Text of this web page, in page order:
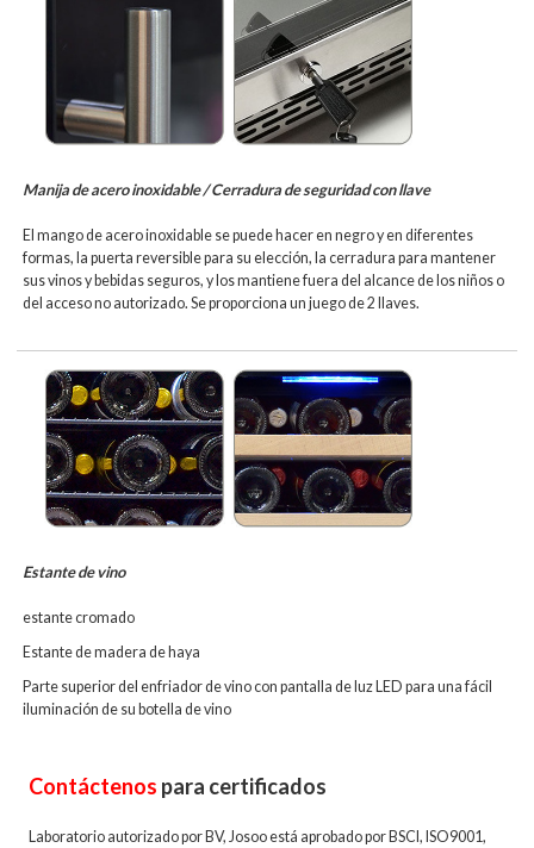
Manija de acero inoxidable / Cerradura de seguridad con llave
El mango de acero inoxidable se puede hacer en negro y en diferentes
formas, la puerta reversible para su elección, la cerradura para mantener
sus vinos y bebidas seguros, y los mantiene fuera del alcance de los niños o
del acceso no autorizado. Se proporciona un juego de 2 llaves.
Estante de vino
estante cromado
Estante de madera de haya
Parte superior del enfriador de vino con pantalla de luz LED para una fácil
iluminación de su botella de vino
Contáctenos para certificados
Laboratorio autorizado por BV, Josoo está aprobado por BSCI, ISO9001,